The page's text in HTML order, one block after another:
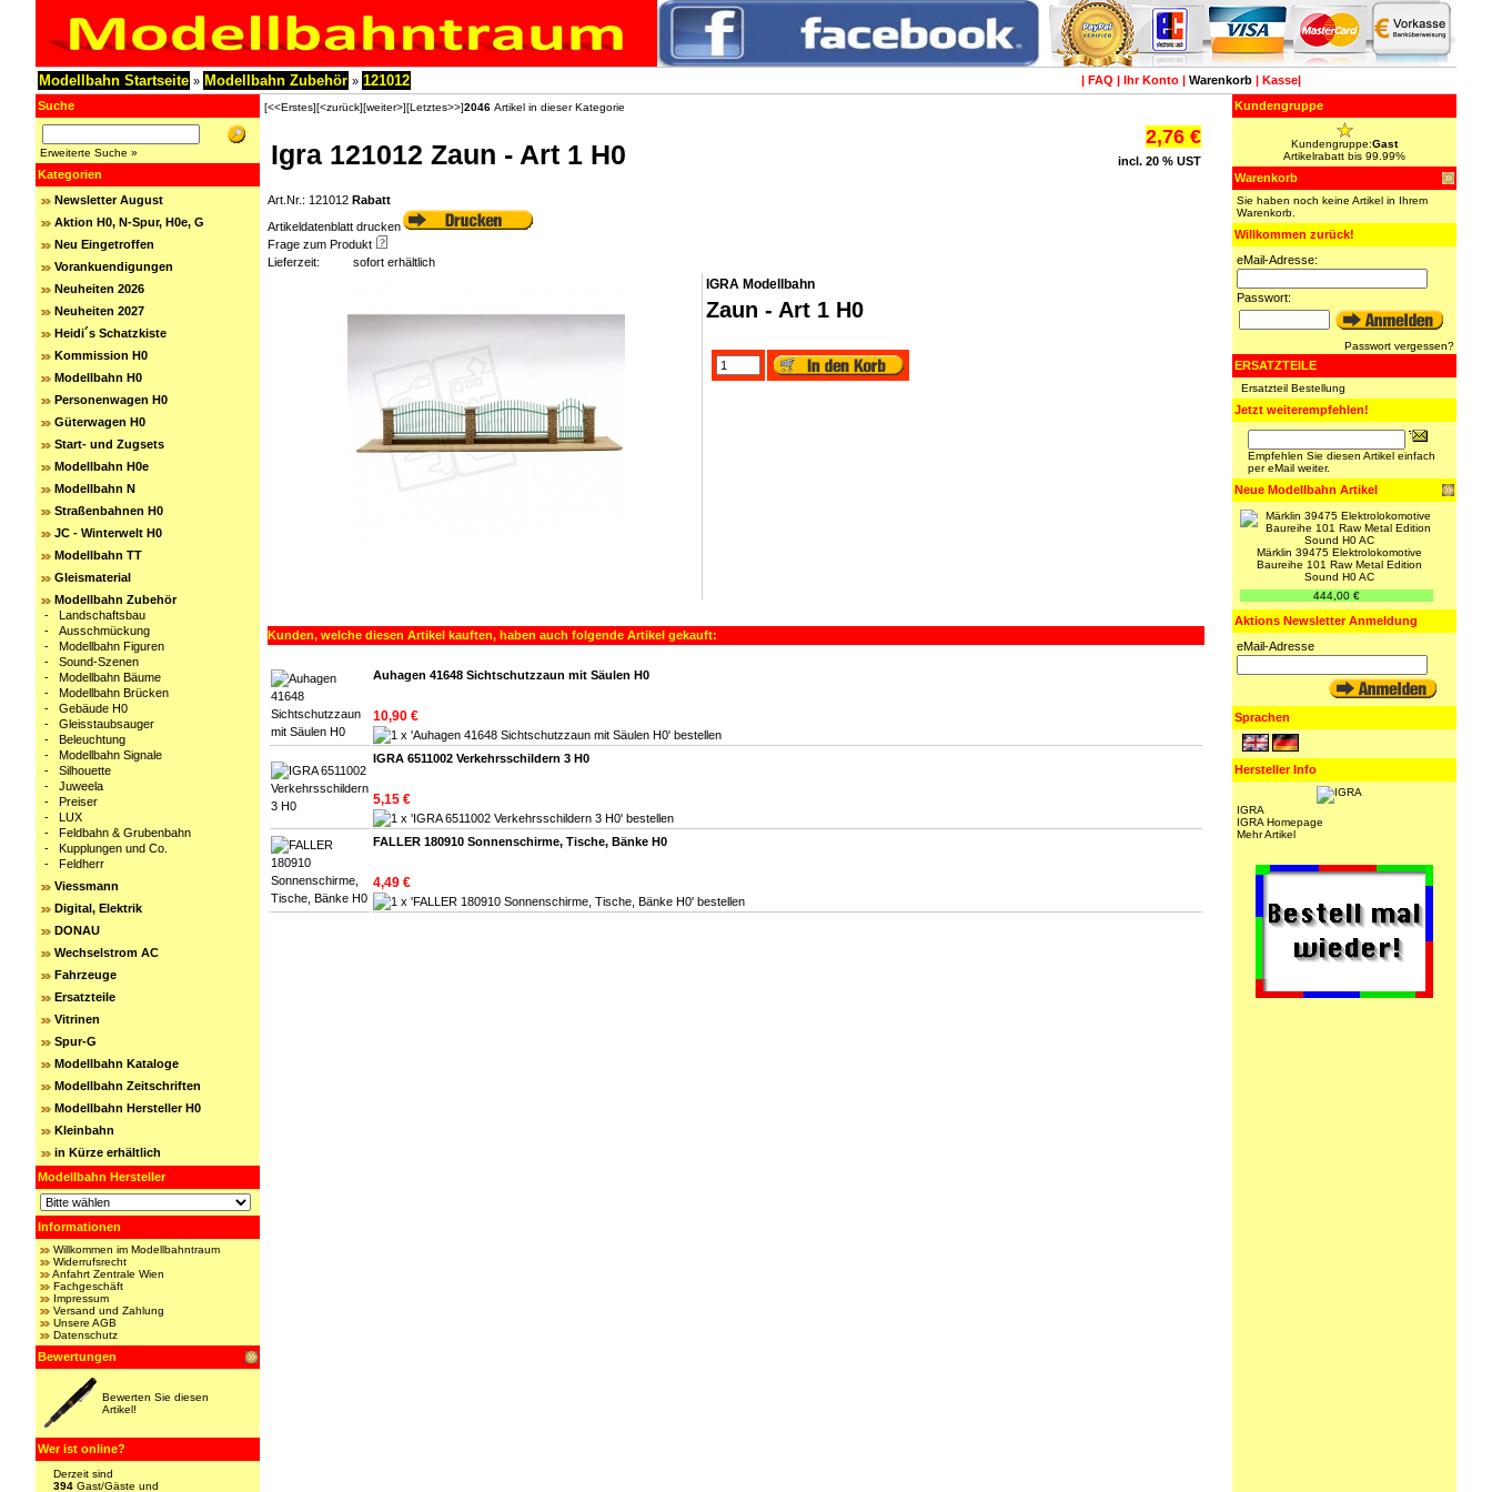
Modellbahn Startseite » Modellbahn Zubehör » 121012 | FAQ | Ihr Konto | Warenkorb | Kasse|
Suche
Erweiterte Suche »
Kategorien
Newsletter August
Aktion H0, N-Spur, H0e, G
Neu Eingetroffen
Vorankuendigungen
Neuheiten 2026
Neuheiten 2027
Heidi´s Schatzkiste
Kommission H0
Modellbahn H0
Personenwagen H0
Güterwagen H0
Start- und Zugsets
Modellbahn H0e
Modellbahn N
Straßenbahnen H0
JC - Winterwelt H0
Modellbahn TT
Gleismaterial
Modellbahn Zubehör
- Landschaftsbau
- Ausschmückung
- Modellbahn Figuren
- Sound-Szenen
- Modellbahn Bäume
- Modellbahn Brücken
- Gebäude H0
- Gleisstaubsauger
- Beleuchtung
- Modellbahn Signale
- Silhouette
- Juweela
- Preiser
- LUX
- Feldbahn & Grubenbahn
- Kupplungen und Co.
- Feldherr
Viessmann
Digital, Elektrik
DONAU
Wechselstrom AC
Fahrzeuge
Ersatzteile
Vitrinen
Spur-G
Modellbahn Kataloge
Modellbahn Zeitschriften
Modellbahn Hersteller H0
Kleinbahn
in Kürze erhältlich
Modellbahn Hersteller
Informationen
Willkommen im Modellbahntraum
Widerrufsrecht
Anfahrt Zentrale Wien
Fachgeschäft
Impressum
Versand und Zahlung
Unsere AGB
Datenschutz
Bewertungen
Bewerten Sie diesen
Artikel!
Wer ist online?
Derzeit sind
394 Gast/Gäste und
[<<Erstes][<zurück][weiter>][Letztes>>]2046 Artikel in dieser Kategorie
Igra 121012 Zaun - Art 1 H0
2,76 €
incl. 20 % UST
Art.Nr.: 121012 Rabatt
Artikeldatenblatt drucken
Frage zum Produkt
Lieferzeit:
sofort erhältlich
IGRA Modellbahn
Zaun - Art 1 H0
Kunden, welche diesen Artikel kauften, haben auch folgende Artikel gekauft:
Auhagen 41648 Sichtschutzzaun mit Säulen H0
10,90 €
IGRA 6511002 Verkehrsschildern 3 H0
5,15 €
FALLER 180910 Sonnenschirme, Tische, Bänke H0
4,49 €
Kundengruppe
Kundengruppe:Gast
Artikelrabatt bis 99.99%
Warenkorb
Sie haben noch keine Artikel in Ihrem
Warenkorb.
Willkommen zurück!
eMail-Adresse:
Passwort:
Passwort vergessen?
ERSATZTEILE
Ersatzteil Bestellung
Jetzt weiterempfehlen!
Empfehlen Sie diesen Artikel einfach
per eMail weiter.
Neue Modellbahn Artikel
Märklin 39475 Elektrolokomotive
Baureihe 101 Raw Metal Edition
Sound H0 AC
444,00 €
Aktions Newsletter Anmeldung
eMail-Adresse
Sprachen
Hersteller Info
IGRA
IGRA Homepage
Mehr Artikel